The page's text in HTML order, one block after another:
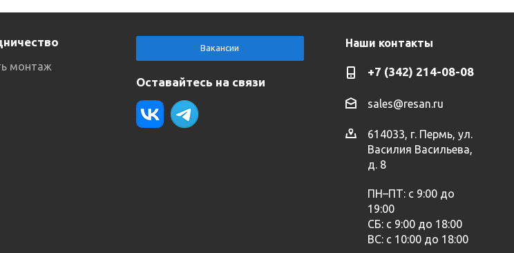
монтаж
Вакансии
Оставайтесь на связи
Наши контакты
+7 (342) 214-08-08
sales@resan.ru
614033, г. Пермь, ул.
Василия Васильева,
д. 8
ПН–ПТ: с 9:00 до
19:00
СБ: с 9:00 до 18:00
ВС: с 10:00 до 18:00